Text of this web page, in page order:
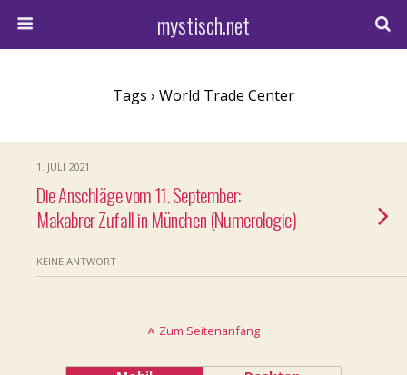
mystisch.net
Tags › World Trade Center
1. JULI 2021
Die Anschläge vom 11. September:
Makabrer Zufall in München (Numerologie)
KEINE ANTWORT
Zum Seitenanfang